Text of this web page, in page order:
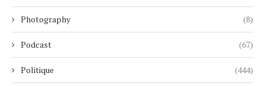
Photography (8)
Podcast (67)
Politique (444)